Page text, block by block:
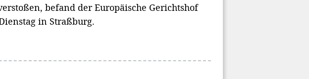
befand der Europäische Gerichtshof
in Straßburg.